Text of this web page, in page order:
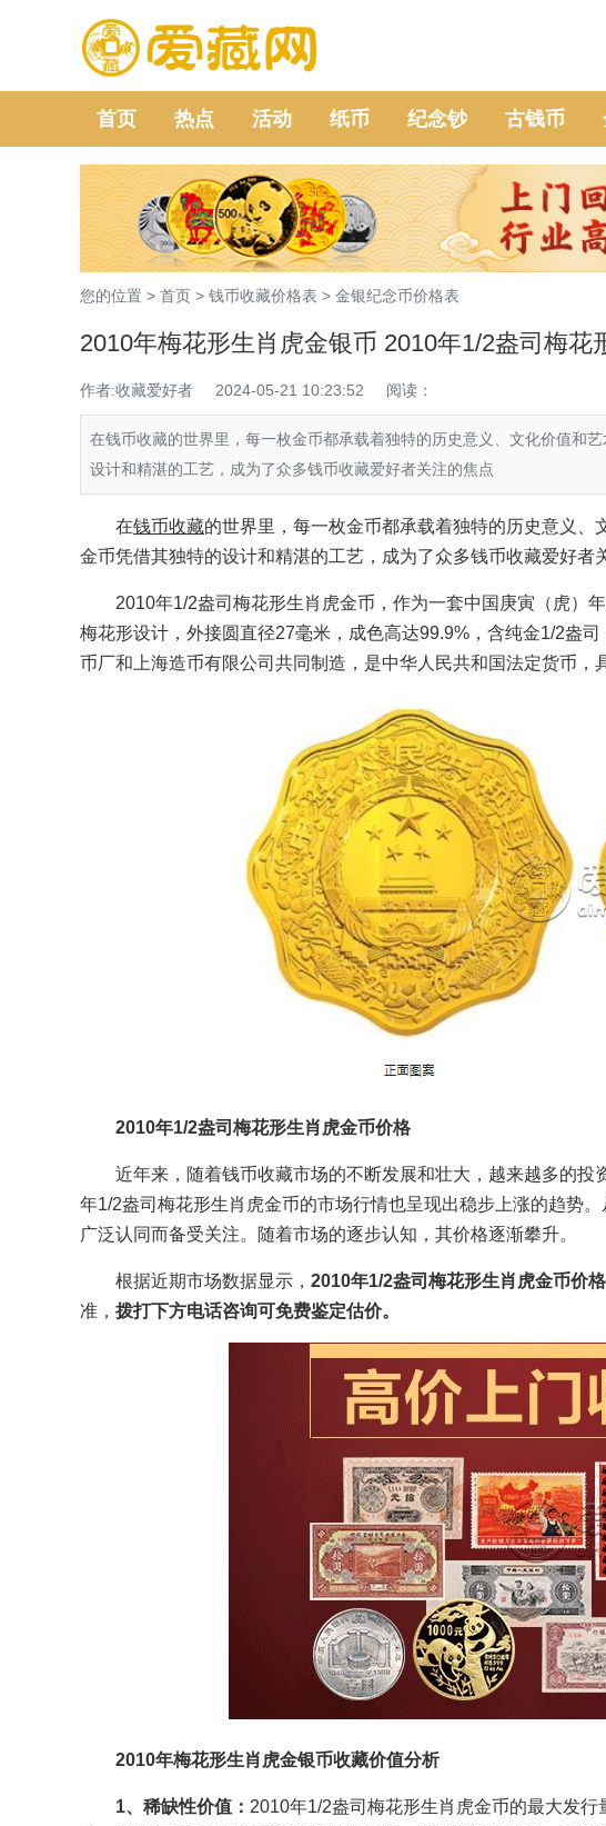
首页 热点 活动 纸币 纪念钞 古钱币
您的位置 > 首页 > 钱币收藏价格表 > 金银纪念币价格表
2010年梅花形生肖虎金银币 2010年1/2盎司梅花
作者:收藏爱好者 2024-05-21 10:23:52 阅读：
在钱币收藏的世界里，每一枚金币都承载着独特的历史意义、文化价值和
设计和精湛的工艺，成为了众多钱币收藏爱好者关注的焦点
在钱币收藏的世界里，每一枚金币都承载着独特的历史意义
金币凭借其独特的设计和精湛的工艺，成为了众多钱币收藏爱好者
2010年1/2盎司梅花形生肖虎金币，作为一套中国庚寅（虎）
梅花形设计，外接圆直径27毫米，成色高达99.9%，含纯金1/2盎
币厂和上海造币有限公司共同制造，是中华人民共和国法定货币，
2010年1/2盎司梅花形生肖虎金币价格
近年来，随着钱币收藏市场的不断发展和壮大，越来越多的
年1/2盎司梅花形生肖虎金币的市场行情也呈现出稳步上涨的趋势
广泛认同而备受关注。随着市场的逐步认知，其价格逐渐攀升。
根据近期市场数据显示， 2010年1/2盎司梅花形生肖虎金币价
准， 拨打下方电话咨询可免费鉴定估价。
2010年梅花形生肖虎金银币收藏价值分析
1、稀缺性价值： 2010年1/2盎司梅花形生肖虎金币的最大发